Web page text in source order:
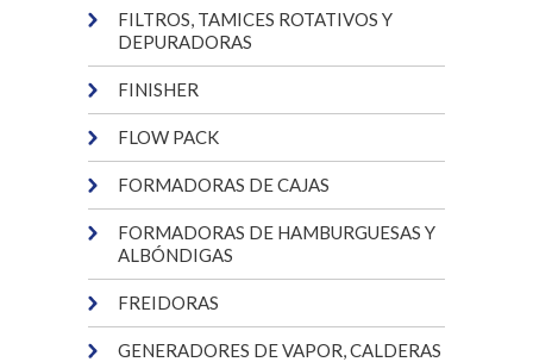
FILTROS, TAMICES ROTATIVOS Y
DEPURADORAS
FINISHER
FLOW PACK
FORMADORAS DE CAJAS
FORMADORAS DE HAMBURGUESAS Y
ALBÓNDIGAS
FREIDORAS
GENERADORES DE VAPOR, CALDERAS